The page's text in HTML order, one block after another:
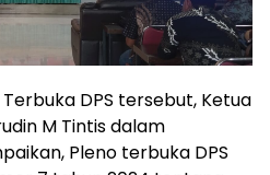
DPS tersebut, Ketua
M Tintis dalam
Pleno terbuka DPS